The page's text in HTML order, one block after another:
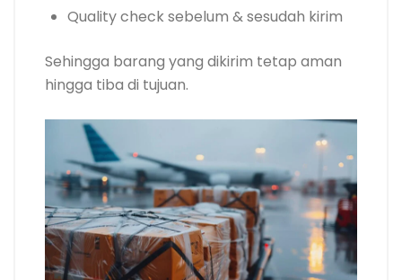
Quality check sebelum & sesudah kirim
Sehingga barang yang dikirim tetap aman
hingga tiba di tujuan.